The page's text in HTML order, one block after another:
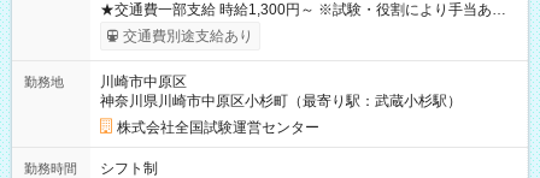
★交通費一部支給 時給1,300円～ ※試験・役割により手当あり
※勤務回数により昇給あり 【即給（前払い）オプションあ
り！】 希望される場合、勤務から1週間ほどで給与の一部を受け
例】 ・河合塾模擬試験 8:30～17:30（休憩1時間） 時給1,300円
×8時間＝日収10,400円＋交通費 ※当日の役割により時給＋100
円の場合あり ・国家試験 7:00～13:30（休憩なし） 時給1,300
円（役割手当＋100円）×6時間＝日収8,400円＋交通費 【試用期
間】試用期間なし
交通費別途支給あり
勤務地
川崎市中原区
神奈川県川崎市中原区小杉町（最寄り駅：武蔵小杉駅）
株式会社全国試験運営センター
勤務時間
シフト制